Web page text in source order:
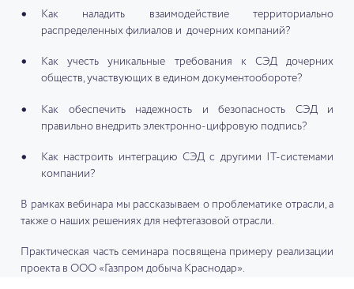
Как наладить взаимодействие территориально
распределенных филиалов и дочерних компаний?
Как учесть уникальные требования к СЭД дочерних
обществ, участвующих в едином документообороте?
Как обеспечить надежность и безопасность СЭД и
правильно внедрить электронно-цифровую подпись?
Как настроить интеграцию СЭД с другими IT-системами
компании?
В рамках вебинара мы рассказываем о проблематике отрасли, а
также о наших решениях для нефтегазовой отрасли.
Практическая часть семинара посвящена примеру реализации
проекта в ООО «Газпром добыча Краснодар».